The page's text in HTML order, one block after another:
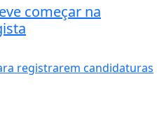
começar na